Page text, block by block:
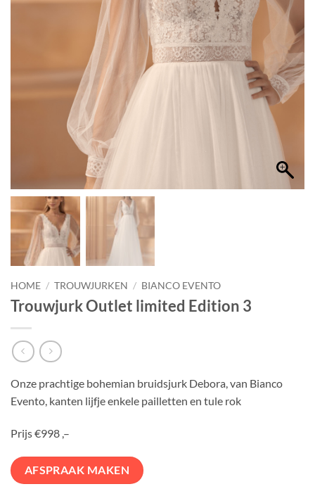
HOME / TROUWJURKEN / BIANCO EVENTO
Trouwjurk Outlet limited Edition 3
Onze prachtige bohemian bruidsjurk Debora, van Bianco
Evento, kanten lijfje enkele pailletten en tule rok
Prijs €998 ,–
AFSPRAAK MAKEN